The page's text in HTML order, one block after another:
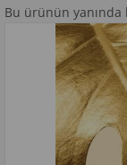
Bu ürünün yanında